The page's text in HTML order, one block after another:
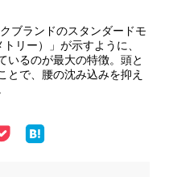
ブランドのスタンダードモ
リー）」が示すように、
いるのが最大の特徴。頭と
とで、腰の沈み込みを抑え